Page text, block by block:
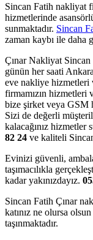
Sincan Fatih nakliyat
hizmetlerinde
sunmaktadır. Sincan
zaman kaybı ile daha
Çınar Nakliyat
günün her saati
eve nakliye hizmetleri
firmamızın hizmetleri
bize şirket veya GSM
Sizi de değerli
kalacağınız hizmetler
82 24 ve kaliteli
Evinizi güvenli,
taşımacılıkla
kadar yakınızdayız.
Sincan Fatih Çınar
katınız ne olursa
taşınmaktadır.